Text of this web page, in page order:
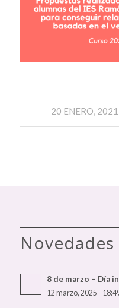
20 ENERO, 2021
/
Novedades
8 de marzo – Día
12 marzo, 2025 -